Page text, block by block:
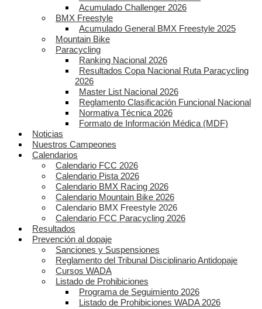
Acumulado Challenger 2026
BMX Freestyle
Acumulado General BMX Freestyle 2025
Mountain Bike
Paracycling
Ranking Nacional 2026
Resultados Copa Nacional Ruta Paracycling
2026
Master List Nacional 2026
Reglamento Clasificación Funcional Nacional
Normativa Técnica 2026
Formato de Información Médica (MDF)
Noticias
Nuestros Campeones
Calendarios
Calendario FCC 2026
Calendario Pista 2026
Calendario BMX Racing 2026
Calendario Mountain Bike 2026
Calendario BMX Freestyle 2026
Calendario FCC Paracycling 2026
Resultados
Prevención al dopaje
Sanciones y Suspensiones
Reglamento del Tribunal Disciplinario Antidopaje
Cursos WADA
Listado de Prohibiciones
Programa de Seguimiento 2026
Listado de Prohibiciones WADA 2026